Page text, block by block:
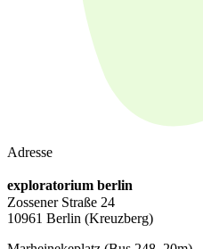
Adresse
exploratorium berlin
Zossener Straße 24
10961 Berlin (Kreuzberg)